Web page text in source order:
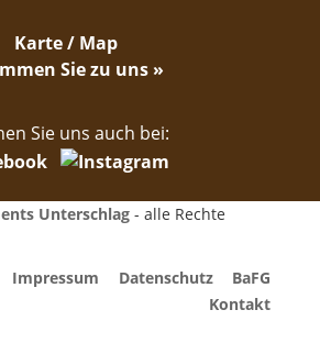
Sie zu uns »
Sie uns auch bei:
Unterschlag - alle Rechte
BaFG
Datenschutz
Impressum
Kontakt